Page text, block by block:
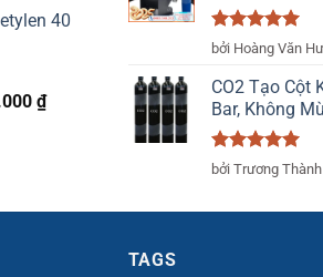
tại
40
₫Giá
Được xếp
5
sao
bởi Hoàng Văn
CO2 Tạo Cột
Bar, Không
Được xếp
5
bởi Trương
TAGS